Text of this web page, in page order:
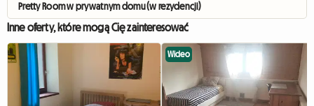
Pretty Room w prywatnym domu (w rezydencji)
Inne oferty, które mogą Cię zainteresować
Wideo